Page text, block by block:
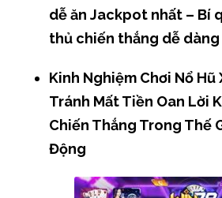
dễ ăn Jackpot nhất – Bí
thủ chiến thắng dễ dàng
Kinh Nghiệm Chơi Nổ Hũ
Tránh Mất Tiền Oan Lời
Chiến Thắng Trong Thế
Động